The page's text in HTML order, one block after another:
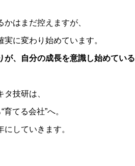
かはまだ控えますが、
実に変わり始めています。
が、自分の成長を意識し始めている
タ技研は、
育てる会社”へ。
にしていきます。